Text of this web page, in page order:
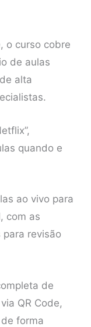
o curso cobre
de aulas
alta
quando e
ao vivo para
com as
revisão
de
QR Code,
forma